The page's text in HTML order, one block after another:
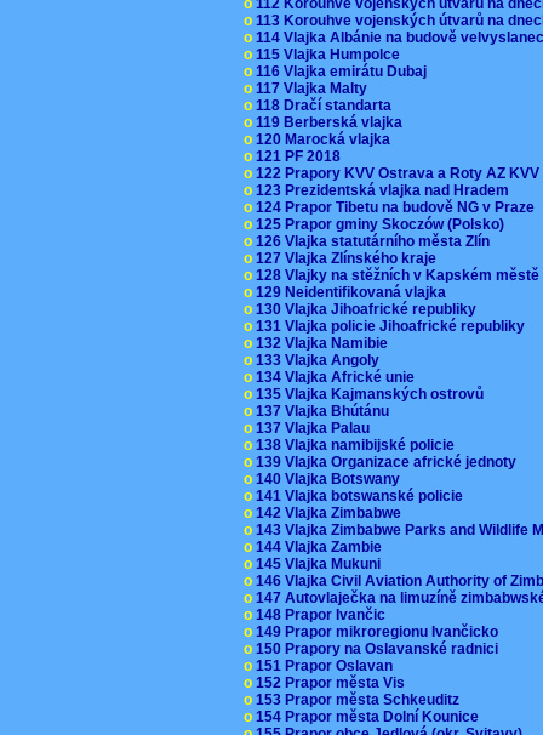
o 113 Korouhve vojenských útvarů na
o 114 Vlajka Albánie na budově
o 115 Vlajka Humpolce
o 116 Vlajka emirátu Dubaj
o 117 Vlajka Malty
o 118 Dračí standarta
o 119 Berberská vlajka
o 120 Marocká vlajka
o 121 PF 2018
o 122 Prapory KVV Ostrava a Roty AZ
o 123 Prezidentská vlajka nad Hradem
o 124 Prapor Tibetu na budově NG v Praze
o 125 Prapor gminy Skoczów (Polsko)
o 126 Vlajka statutárního města Zlín
o 127 Vlajka Zlínského kraje
o 128 Vlajky na stěžních v Kapském
o 129 Neidentifikovaná vlajka
o 130 Vlajka Jihoafrické republiky
o 131 Vlajka policie Jihoafrické republiky
o 132 Vlajka Namibie
o 133 Vlajka Angoly
o 134 Vlajka Africké unie
o 135 Vlajka Kajmanských ostrovů
o 137 Vlajka Bhútánu
o 137 Vlajka Palau
o 138 Vlajka namibijské policie
o 139 Vlajka Organizace africké jednoty
o 140 Vlajka Botswany
o 141 Vlajka botswanské policie
o 142 Vlajka Zimbabwe
o 143 Vlajka Zimbabwe Parks and Wildlife
o 144 Vlajka Zambie
o 145 Vlajka Mukuni
o 146 Vlajka Civil Aviation Authority of
o 147 Autovlaječka na limuzíně
o 148 Prapor Ivančic
o 149 Prapor mikroregionu Ivančicko
o 150 Prapory na Oslavanské radnici
o 151 Prapor Oslavan
o 152 Prapor města Vis
o 153 Prapor města Schkeuditz
o 154 Prapor města Dolní Kounice